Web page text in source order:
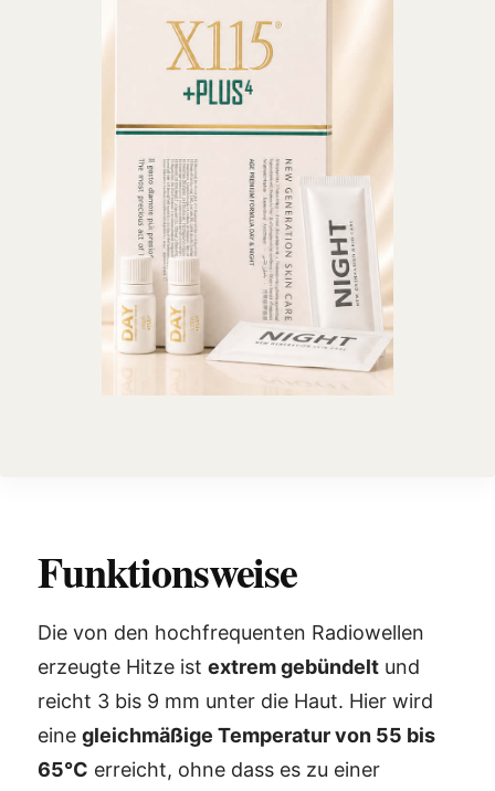
Funktionsweise
Die von den hochfrequenten Radiowellen
erzeugte Hitze ist extrem gebündelt und
reicht 3 bis 9 mm unter die Haut. Hier wird
eine gleichmäßige Temperatur von 55 bis
65°C erreicht, ohne dass es zu einer